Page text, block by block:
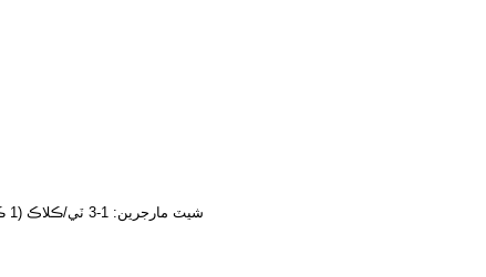
شيٽ مارجرين: 1-3 ٽي/ڪلاڪ (1 ڪلوگرام/پي سي)، 1-5 ٽي/ڪلاڪ (2 ڪلوگرام/پي سي)